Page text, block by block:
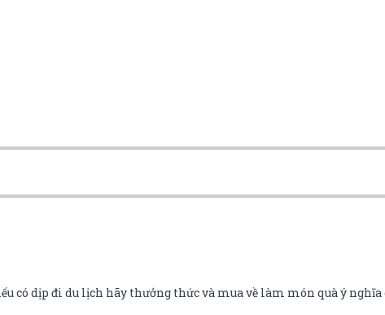
có dịp đi du lịch hãy thưởng thức và mua về làm món quà ý